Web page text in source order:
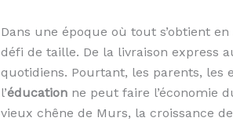
Dans une époque où tout s’obtient
défi de taille. De la livraison express
quotidiens. Pourtant, les parents, les
l’éducationne peut faire l’économie
vieux chêne de Murs, la croissance